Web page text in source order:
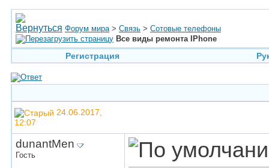
Форум мира > Связь > Сотовые телефоны
Все виды ремонта IPhone
Регистрация
24.06.2017,
12:07
dunantMen
Гость